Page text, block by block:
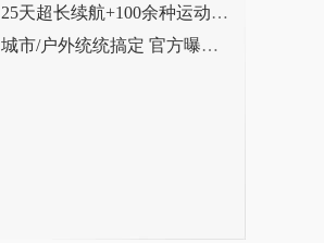
25天超长续航+100余种运动模式 荣耀手表GS Pro评测
城市/户外统统搞定 官方曝光新品荣耀手表GS Pro将至